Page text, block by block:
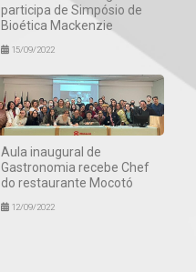
participa de Simpósio de
Bioética Mackenzie
15/09/2022
Aula inaugural de
Gastronomia recebe Chef
do restaurante Mocotó
12/09/2022